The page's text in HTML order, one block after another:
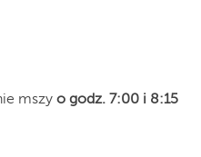
mszy o godz. 7:00 i 8:15